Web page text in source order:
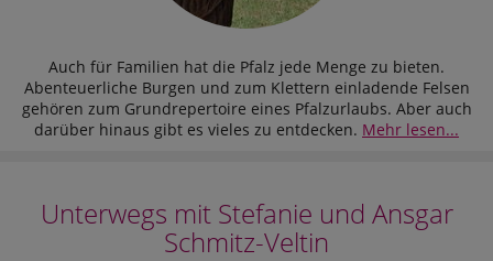
Auch für Familien hat die Pfalz jede Menge zu bieten.
Abenteuerliche Burgen und zum Klettern einladende Felsen
gehören zum Grundrepertoire eines Pfalzurlaubs. Aber auch
darüber hinaus gibt es vieles zu entdecken. Mehr lesen...
Unterwegs mit Stefanie und Ansgar
Schmitz-Veltin